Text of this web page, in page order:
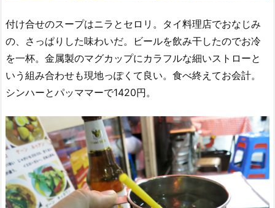
付け合せのスープはニラとセロリ。タイ料理店でおなじみ
の、さっぱりした味わいだ。ビールを飲み干したのでお冷
を一杯。金属製のマグカップにカラフルな細いストローと
いう組み合わせも現地っぽくて良い。食べ終えてお会計。
シンハーとパッママーで1420円。